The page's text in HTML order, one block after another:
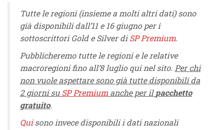
Tutte le regioni (insieme a molti altri dati) sono
già disponibili dall’11 e 16 giugno per i
sottoscrittori Gold e Silver diSP Premium.
Pubblicheremo tutte le regioni e le relative
macroregioni fino all’8 luglio qui nel sito. Per chi
non vuole aspettare sono già tutte disponibili da
2 giorni su SP Premium anche per ilpacchetto
gratuito.
Quisono invece disponibili i dati nazionali